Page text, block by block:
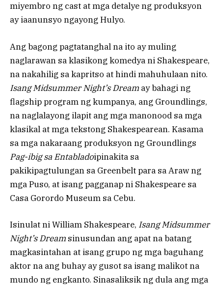
miyembro ng cast at mga detalye ng produksyon
ay iaanunsyo ngayong Hulyo.
Ang bagong pagtatanghal na ito ay muling
naglarawan sa klasikong komedya ni Shakespeare,
na nakahilig sa kapritso at hindi mahuhulaan nito.
Isang Midsummer Night’s Dream ay bahagi ng
flagship program ng kumpanya, ang Groundlings,
na naglalayong ilapit ang mga manonood sa mga
klasikal at mga tekstong Shakespearean. Kasama
sa mga nakaraang produksyon ng Groundlings
Pag-ibig sa Entabladoipinakita sa
pakikipagtulungan sa Greenbelt para sa Araw ng
mga Puso, at isang pagganap ni Shakespeare sa
Casa Gorordo Museum sa Cebu.
Isinulat ni William Shakespeare, Isang Midsummer
Night’s Dream sinusundan ang apat na batang
magkasintahan at isang grupo ng mga baguhang
aktor na ang buhay ay gusot sa isang malikot na
mundo ng engkanto. Sinasaliksik ng dula ang mga